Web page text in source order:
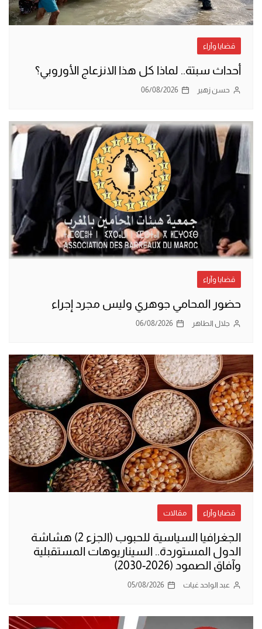
قضايا وآراء
أحداث سبتة.. لماذا كل هذا الانزعاج الأوروبي؟
حسن زهير 06/08/2026
قضايا وآراء
حضور المحامي جوهري وليس مجرد إجراء
جلال الطاهر 06/08/2026
قضايا وآراء مقالات
الجغرافيا السياسية للحبوب (الجزء 2) هشاشة
الدول المستوردة.. السيناريوهات المستقبلية
وآفاق الصمود (2026-2030)
عبد الواحد غيات 05/08/2026